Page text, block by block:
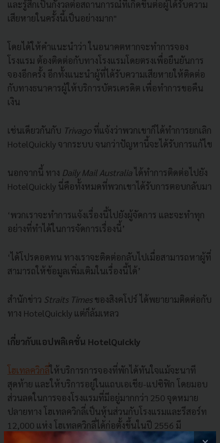
และรู้สึกเป็นกังวลต่อสถานการณ์ที่เกิดขึ้นต่อผู้ได้รับความ
เสียหายในครั้งนี้เป็นอย่างมาก"
โดยได้ให้คำแนะนำว่า ในอนาคตหากจะทำการจอง
โรงแรม ต้องติดต่อกับทางโรงแรมโดยตรงเพื่อยืนยันการ
จองอีกครั้ง อีกทั้งแนะนำผู้ที่ได้รับความเสียหายให้ติดต่อ
กับทางธนาคารผู้ให้บริการบัตรเครดิต เพื่อทำการขอคืน
เงิน
เช่นเดียวกันกับ Trivagoที่แจ้งว่าพวกเขาก็ได้ทำการยกเลิก
HotelQuicklyจากระบบ จนกว่าปัญหานี้จะได้รับการแก้ไข
นอกจากนี้ ทาง Daily Mail Australiaได้ทำการติดต่อไปยัง
HotelQuickly นี่คือทั้งหมดที่พวกเขาได้รับการตอบกลับมา
‘พวกเราจะทำการแจ้งเรื่องนี้ไปยังผู้จัดการ และจะทำทุก
อย่างที่ทำได้ในการจัดการเรื่องนี้’
‘ได้โปรดอดทน ทางเราจะติดต่อกลับไปเมื่อสามารถหาผู้ที่
สามารถให้ข้อมูลเพิ่มเติมในเรื่องนี้ได้’
สำนักข่าว Straits Times ของสิงคโปร์ ได้พยายามติดต่อกับ
ทาง HotelQuickly แต่ก็ล้มเหลว
เกี่ยวกับแอปพลิเคชั่น HotelQuickly
โฮเทลควิกลี่ให้บริการการจองที่พักได้ทันใจแม้จะนาที
สุดท้าย และให้บริการอยู่ในแถบเอเชีย-แปซิฟิก โดยมอบ
ส่วนลดในการจองโรงแรมที่มีอยู่มากกว่า 250 จุดหมาย
ปลายทาง โฮเทลควิกลี่เป็นหุ้นส่วนกับโรงแรมและรีสอร์ท
12,000 แห่ง โฮเทลควิกลี่ได้ก่อตั้งขึ้นในปี 2556 มี
สำนักงานใหญ่ตั้งอยู่ที่ประเทศฮ่องกงและมีสำนักงานอีก